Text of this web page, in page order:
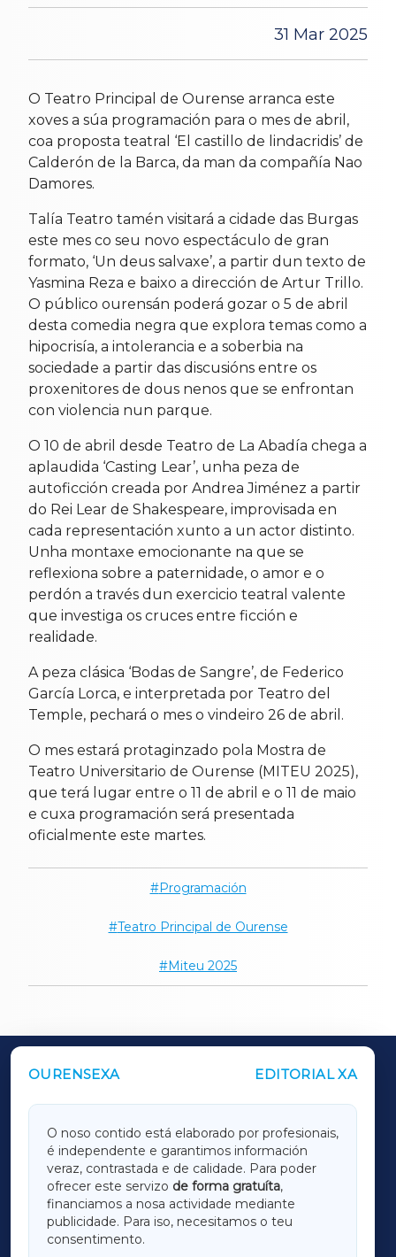
31 Mar 2025
O Teatro Principal de Ourense arranca este
xoves a súa programación para o mes de abril,
coa proposta teatral ‘El castillo de lindacridis’ de
Calderón de la Barca, da man da compañía Nao
Damores.
Talía Teatro tamén visitará a cidade das Burgas
este mes co seu novo espectáculo de gran
formato, ‘Un deus salvaxe’, a partir dun texto de
Yasmina Reza e baixo a dirección de Artur Trillo.
O público ourensán poderá gozar o 5 de abril
desta comedia negra que explora temas como a
hipocrisía, a intolerancia e a soberbia na
sociedade a partir das discusións entre os
proxenitores de dous nenos que se enfrontan
con violencia nun parque.
O 10 de abril desde Teatro de La Abadía chega a
aplaudida ‘Casting Lear’, unha peza de
autoficción creada por Andrea Jiménez a partir
do Rei Lear de Shakespeare, improvisada en
cada representación xunto a un actor distinto.
Unha montaxe emocionante na que se
reflexiona sobre a paternidade, o amor e o
perdón a través dun exercicio teatral valente
que investiga os cruces entre ficción e
realidade.
A peza clásica ‘Bodas de Sangre’, de Federico
García Lorca, e interpretada por Teatro del
Temple, pechará o mes o vindeiro 26 de abril.
O mes estará protaginzado pola Mostra de
Teatro Universitario de Ourense (MITEU 2025),
que terá lugar entre o 11 de abril e o 11 de maio
e cuxa programación será presentada
oficialmente este martes.
Programación
Teatro Principal de Ourense
Miteu 2025
OURENSEXA EDITORIAL XA
O noso contido está elaborado por profesionais,
é independente e garantimos información
veraz, contrastada e de calidade. Para poder
ofrecer este servizo de forma gratuíta,
financiamos a nosa actividade mediante
publicidade. Para iso, necesitamos o teu
consentimento.
OUTROS PERIÓDICOS
LUGOXA
TERRACHAXA